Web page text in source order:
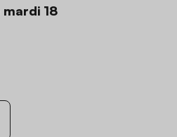
mardi 18